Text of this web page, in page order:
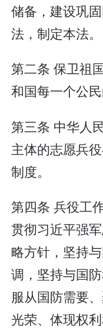
储备，建设巩
法，制定本法。
第二条 保卫祖
和国每一个公民
第三条 中华人
主体的志愿兵
制度。
第四条 兵役工
贯彻习近平强
略方针，坚持
调，坚持与国
服从国防需要
光荣、体现权